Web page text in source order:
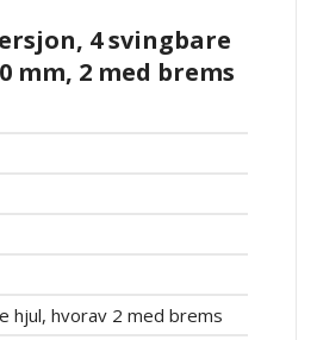
4 svingbare
mm, 2 med brems
hjul, hvorav 2 med brems